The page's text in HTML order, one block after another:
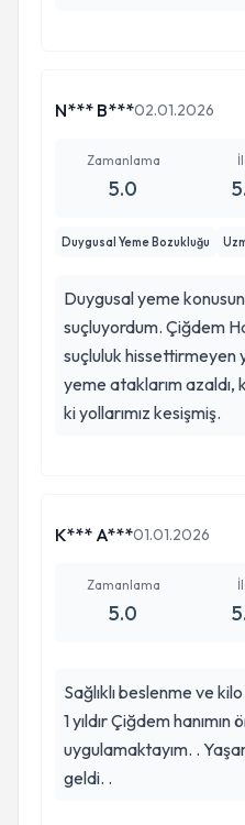
N*** B***02.01.2026
Zamanlama
5.0
Duygusal Yeme Bozukluğu
Duygusal yeme
suçluyordum. Çiğdem
suçluluk hissettirmeyen
yeme ataklarım azaldı,
ki yollarımız kesişmiş.
K*** A***01.01.2026
Zamanlama
5.0
Sağlıklı beslenme ve
1 yıldır Çiğdem hanımın
uygulamaktayım. .
geldi. .